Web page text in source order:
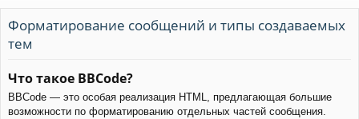
Форматирование сообщений и типы создаваемых
тем
Что такое BBCode?
BBCode — это особая реализация HTML, предлагающая большие
возможности по форматированию отдельных частей сообщения.